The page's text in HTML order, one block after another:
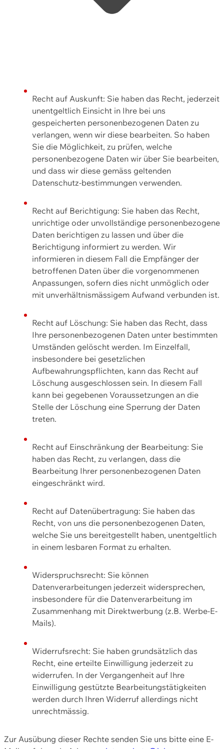
Recht auf Auskunft: Sie haben das Recht, jederzeit
unentgeltlich Einsicht in Ihre bei uns
gespeicherten personenbezogenen Daten zu
verlangen, wenn wir diese bearbeiten. So haben
Sie die Möglichkeit, zu prüfen, welche
personenbezogene Daten wir über Sie bearbeiten,
und dass wir diese gemäss geltenden
Datenschutz-bestimmungen verwenden.
Recht auf Berichtigung: Sie haben das Recht,
unrichtige oder unvollständige personenbezogene
Daten berichtigen zu lassen und über die
Berichtigung informiert zu werden. Wir
informieren in diesem Fall die Empfänger der
betroffenen Daten über die vorgenommenen
Anpassungen, sofern dies nicht unmöglich oder
mit unverhältnismässigem Aufwand verbunden ist.
Recht auf Löschung: Sie haben das Recht, dass
Ihre personenbezogenen Daten unter bestimmten
Umständen gelöscht werden. Im Einzelfall,
insbesondere bei gesetzlichen
Aufbewahrungspflichten, kann das Recht auf
Löschung ausgeschlossen sein. In diesem Fall
kann bei gegebenen Voraussetzungen an die
Stelle der Löschung eine Sperrung der Daten
treten.
Recht auf Einschränkung der Bearbeitung: Sie
haben das Recht, zu verlangen, dass die
Bearbeitung Ihrer personenbezogenen Daten
eingeschränkt wird.
Recht auf Datenübertragung: Sie haben das
Recht, von uns die personenbezogenen Daten,
welche Sie uns bereitgestellt haben, unentgeltlich
in einem lesbaren Format zu erhalten.
Widerspruchsrecht: Sie können
Datenverarbeitungen jederzeit widersprechen,
insbesondere für die Datenverarbeitung im
Zusammenhang mit Direktwerbung (z.B. Werbe-E-
Mails).
Widerrufsrecht: Sie haben grundsätzlich das
Recht, eine erteilte Einwilligung jederzeit zu
widerrufen. In der Vergangenheit auf Ihre
Einwilligung gestützte Bearbeitungstätigkeiten
werden durch Ihren Widerruf allerdings nicht
unrechtmässig.
Zur Ausübung dieser Rechte senden Sie uns bitte eine E-